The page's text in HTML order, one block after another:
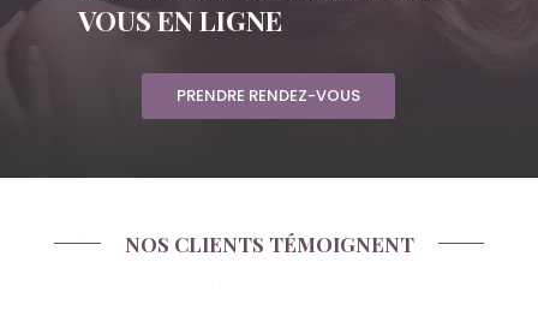
VOUS EN LIGNE
PRENDRE RENDEZ-VOUS
NOS CLIENTS TÉMOIGNENT